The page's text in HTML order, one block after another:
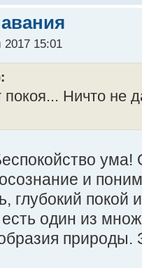
15:01
Ничто не
ума!
и
глубокий покой
один из
природы.